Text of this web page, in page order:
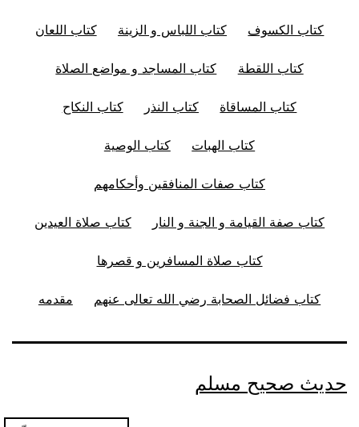
كتاب الكسوف كتاب اللباس و الزينة كتاب اللعان
كتاب اللقطة كتاب المساجد و مواضع الصلاة
كتاب المساقاة كتاب النذر كتاب النكاح
كتاب الهبات كتاب الوصية
كتاب صفات المنافقين وأحكامهم
كتاب صفة القيامة و الجنة و النار كتاب صلاة العيدين
كتاب صلاة المسافرين و قصرها
كتاب فضائل الصحابة رضي الله تعالى عنهم مقدمه
حديث صحيح مسلم